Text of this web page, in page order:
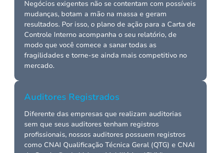
Negócios exigentes não se contentam com possíveis
mudanças, botam a mão na massa e geram
resultados. Por isso, o plano de ação para a Carta de
Controle Interno acompanha o seu relatório, de
modo que você comece a sanar todas as
fragilidades e torne-se ainda mais competitivo no
mercado.
Auditores Registrados
Diferente das empresas que realizam auditorias
sem que seus auditores tenham registros
profissionais, nossos auditores possuem registros
como CNAI Qualificação Técnica Geral (QTG) e CNAI